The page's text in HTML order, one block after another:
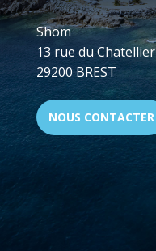
Shom
13 rue du Chatellier
29200 BREST
NOUS CONTACTER